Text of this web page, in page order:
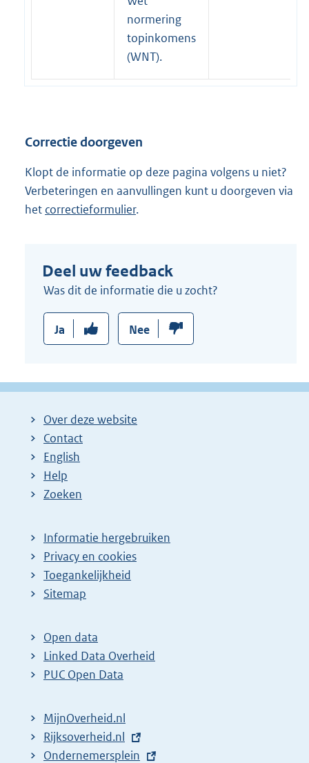
e
l
i
n
normering
topinkomens
(WNT).
Correctie doorgeven
Klopt de informatie op deze pagina volgens u niet?
Verbeteringen en aanvullingen kunt u doorgeven via
het correctieformulier.
Deel uw feedback
Was dit de informatie die u zocht?
Ja Nee
Over deze website
Contact
English
Help
Zoeken
Informatie hergebruiken
Privacy en cookies
Toegankelijkheid
Sitemap
Open data
Linked Data Overheid
PUC Open Data
MijnOverheid.nl
E
x
Rijksoverheid.nl
E
Ondernemersplein